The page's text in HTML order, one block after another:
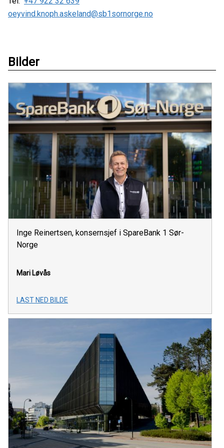
oeyvind.knoph.askeland@sb1sornorge.no
Bilder
Inge Reinertsen, konsernsjef i SpareBank 1 Sør-
Norge
Mari Løvås
LAST NED BILDE